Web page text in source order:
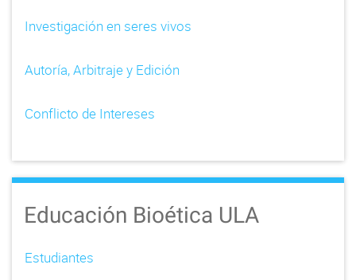
Investigación en seres vivos
Autoría, Arbitraje y Edición
Conflicto de Intereses
Educación Bioética ULA
Estudiantes